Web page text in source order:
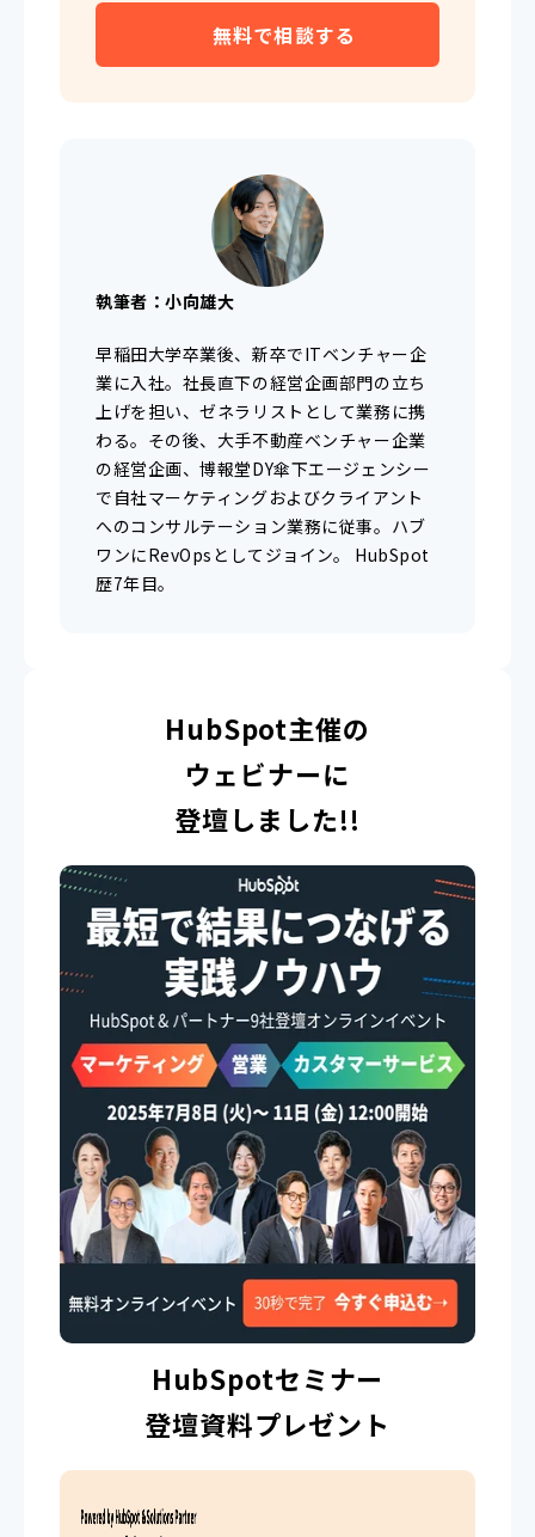
無料で相談する
執筆者：小向雄大
早稲田大学卒業後、新卒でITベンチャー企
業に入社。社長直下の経営企画部門の立ち
上げを担い、ゼネラリストとして業務に携
わる。その後、大手不動産ベンチャー企業
の経営企画、博報堂DY傘下エージェンシー
で自社マーケティングおよびクライアント
へのコンサルテーション業務に従事。ハブ
ワンにRevOpsとしてジョイン。 HubSpot
歴7年目。
HubSpot主催の
ウェビナーに
登壇しました!!
HubSpotセミナー
登壇資料プレゼント